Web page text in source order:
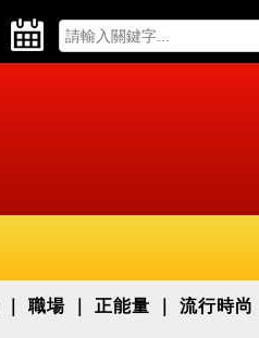
職場 正能量 流行時尚